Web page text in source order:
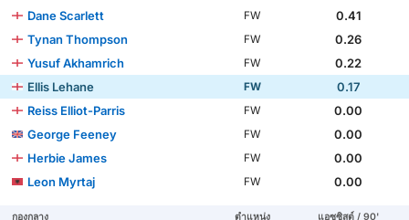
Dane Scarlett
FW
0.41
Tynan Thompson
FW
0.26
Yusuf Akhamrich
FW
0.22
Ellis Lehane
FW
0.17
Reiss Elliot-Parris
FW
0.00
George Feeney
FW
0.00
Herbie James
FW
0.00
Leon Myrtaj
FW 0.00
กองกลาง ตำแหน่ง แอซซิสต์ / 90'